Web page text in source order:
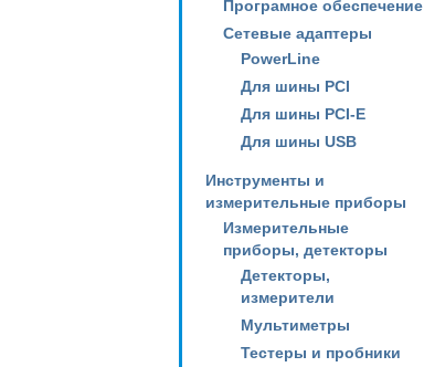
Програмное обеспечение
Сетевые адаптеры
PowerLine
Для шины PCI
Для шины PCI-E
Для шины USB
Инструменты и
измерительные приборы
Измерительные
приборы, детекторы
Детекторы,
измерители
Мультиметры
Тестеры и пробники